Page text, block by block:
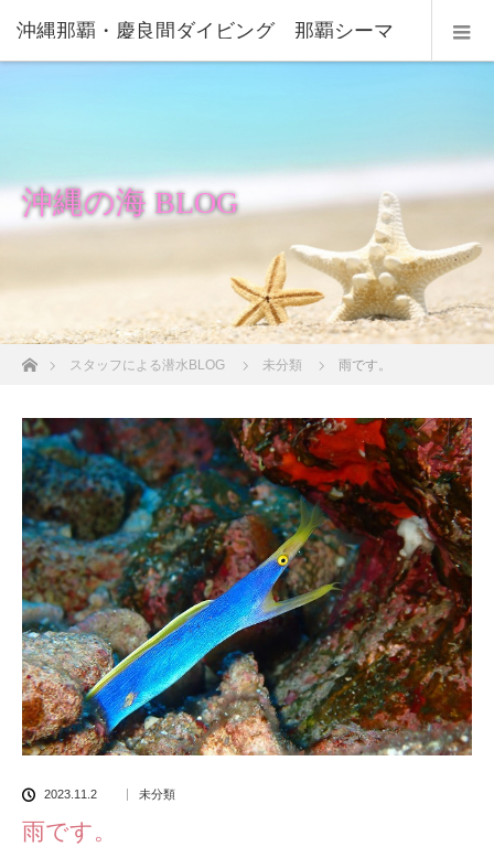
沖縄那覇・慶良間ダイビング 那覇シーマ
沖縄の海 BLOG
ホームスタッフによる潜水BLOG 未分類 雨です。
2023.11.2 未分類
雨です。